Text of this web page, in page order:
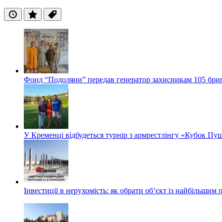
ОстанніПопулярні
Теги
Фонд “Подоляни” передав генератор захисникам 105
У Кременці відбудеться турнір з армрестлінгу «Кубок
Інвестиції в нерухомість: як обрати об’єкт із найбільшим